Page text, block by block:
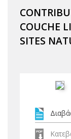
COUCHE
SITES